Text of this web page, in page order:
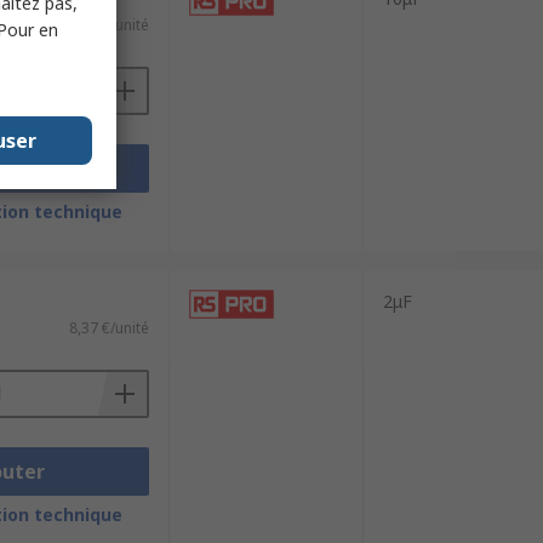
16,66 €/unité
technique
8,37 €/unité
technique
2μF
en